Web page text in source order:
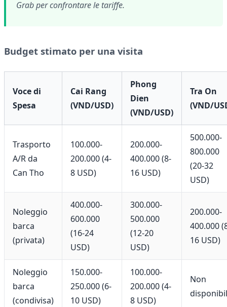
Grab per confrontare le tariffe.
Budget stimato per una visita
Voce di
Spesa
Cai Rang
(VND/USD)
Phong
Dien
(VND/USD)
Tra On
(VND/
Trasporto
A/R da
Can Tho
100.000-
200.000 (4-
8 USD)
200.000-
400.000 (8-
16 USD)
500.000-
800.000
(20-32
USD)
Noleggio
barca
(privata)
400.000-
600.000
(16-24
USD)
300.000-
500.000
(12-20
USD)
200.000-
400.000
16 USD)
Noleggio
barca
(condivisa)
150.000-
250.000 (6-
10 USD)
100.000-
200.000 (4-
8 USD)
Non